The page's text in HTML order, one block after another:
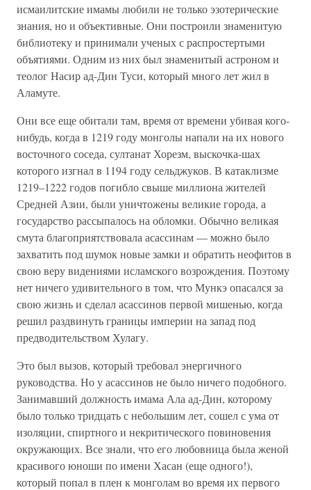
исмаилитские имамы любили не только эзотерические
знания, но и объективные. Они построили знаменитую
библиотеку и принимали ученых с распростертыми
объятиями. Одним из них был знаменитый астроном и
теолог Насир ад-Дин Туси, который много лет жил в
Аламуте.
Они все еще обитали там, время от времени убивая кого-
нибудь, когда в 1219 году монголы напали на их нового
восточного соседа, султанат Хорезм, выскочка-шах
которого изгнал в 1194 году сельджуков. В катаклизме
1219–1222 годов погибло свыше миллиона жителей
Средней Азии, были уничтожены великие города, а
государство рассыпалось на обломки. Обычно великая
смута благоприятствовала асассинам — можно было
захватить под шумок новые замки и обратить неофитов в
свою веру видениями исламского возрождения. Поэтому
нет ничего удивительного в том, что Мункэ опасался за
свою жизнь и сделал асассинов первой мишенью, когда
решил раздвинуть границы империи на запад под
предводительством Хулагу.
Это был вызов, который требовал энергичного
руководства. Но у асассинов не было ничего подобного.
Занимавший должность имама Ала ад-Дин, которому
было только тридцать с небольшим лет, сошел с ума от
изоляции, спиртного и некритического повиновения
окружающих. Все знали, что его любовница была женой
красивого юноши по имени Хасан (еще одного!),
который попал в плен к монголам во время их первого